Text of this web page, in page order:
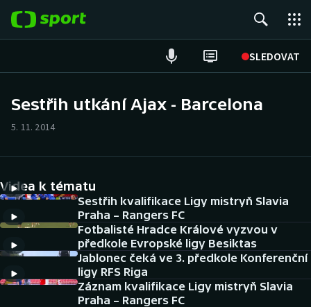
SLEDOVAT
Hokej
Tenis
Atletika
Cyklistika
DALŠÍ SPORTY
Americký fotbal
NEPŘEHLÉDNĚTE
Sestřih utkání Ajax - Barcelona
5. 11. 2014
Videa k tématu
Sestřih kvalifikace Ligy mistryň Slavia
Praha – Rangers FC
Fotbalisté Hradce Králové vyzvou v
předkole Evropské ligy Besiktas
Jablonec čeká ve 3. předkole Konferenční
ligy RFS Riga
Záznam kvalifikace Ligy mistryň Slavia
Praha – Rangers FC